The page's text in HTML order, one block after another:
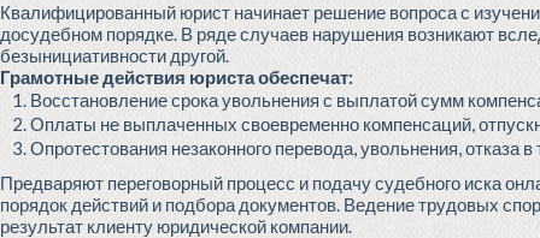
Квалифицированный юрист начинает решение вопроса с
досудебном порядке. В ряде случаев нарушения возникают
безынициативности другой.
Грамотные действия юриста обеспечат:
Восстановление срока увольнения с выплатой сумм
Оплаты не выплаченных своевременно компенсаций,
Опротестования незаконного перевода, увольнения, отказа в
Предваряют переговорный процесс и подачу судебного иска
порядок действий и подбора документов. Ведение трудовых
результат клиенту юридической компании.